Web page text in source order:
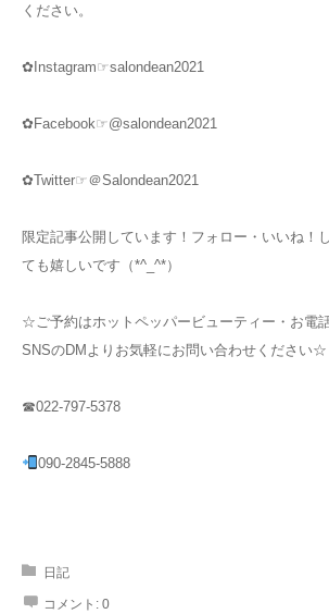
ください。
✿Instagram☞salondean2021
✿Facebook☞@salondean2021
✿Twitter☞＠Salondean2021
限定記事公開しています！フォロー・いいね！
ても嬉しいです（*^_^*）
☆ご予約はホットペッパービューティー・お電
SNSのDMよりお気軽にお問い合わせください☆
☎022-797-5378
090-2845-5888
日記
コメント: 0